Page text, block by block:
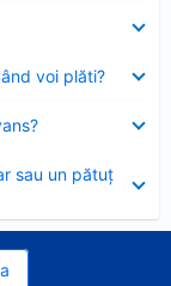
voi plăti?
sau un pătuț